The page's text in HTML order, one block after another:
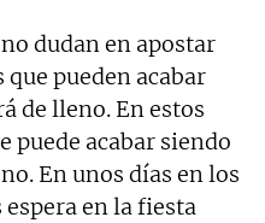
dudan en apostar
pueden acabar
de lleno. En estos
puede acabar siendo
En unos días en los
espera en la fiesta